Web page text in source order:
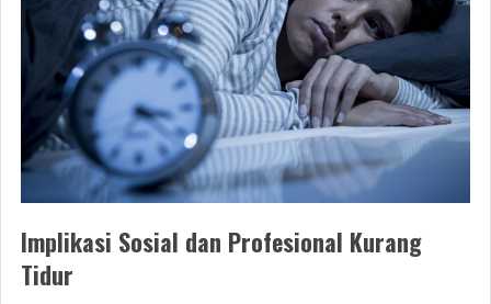
Implikasi Sosial dan Profesional Kurang
Tidur